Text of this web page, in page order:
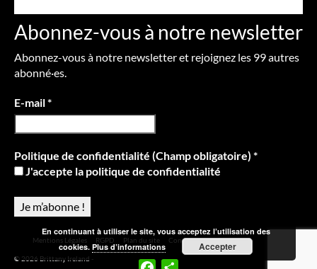
Abonnez-vous à notre newsletter
Abonnez-vous à notre newsletter et rejoignez les 99 autres
abonné·es.
E-mail*
Politique de confidentialité (Champ obligatoire) *
J'accepte la politique de confidentialité
Mentions Légales RGPD Plan du site Contact
© 2026 Brittany Ireland - Facebook
En continuant à utiliser le site, vous acceptez l’utilisation des
cookies.Plus d’informations Accepter